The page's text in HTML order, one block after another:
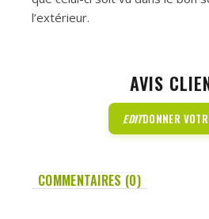
l’extérieur.
AVIS
EDITDONNER
COMMENTAIRES (0)